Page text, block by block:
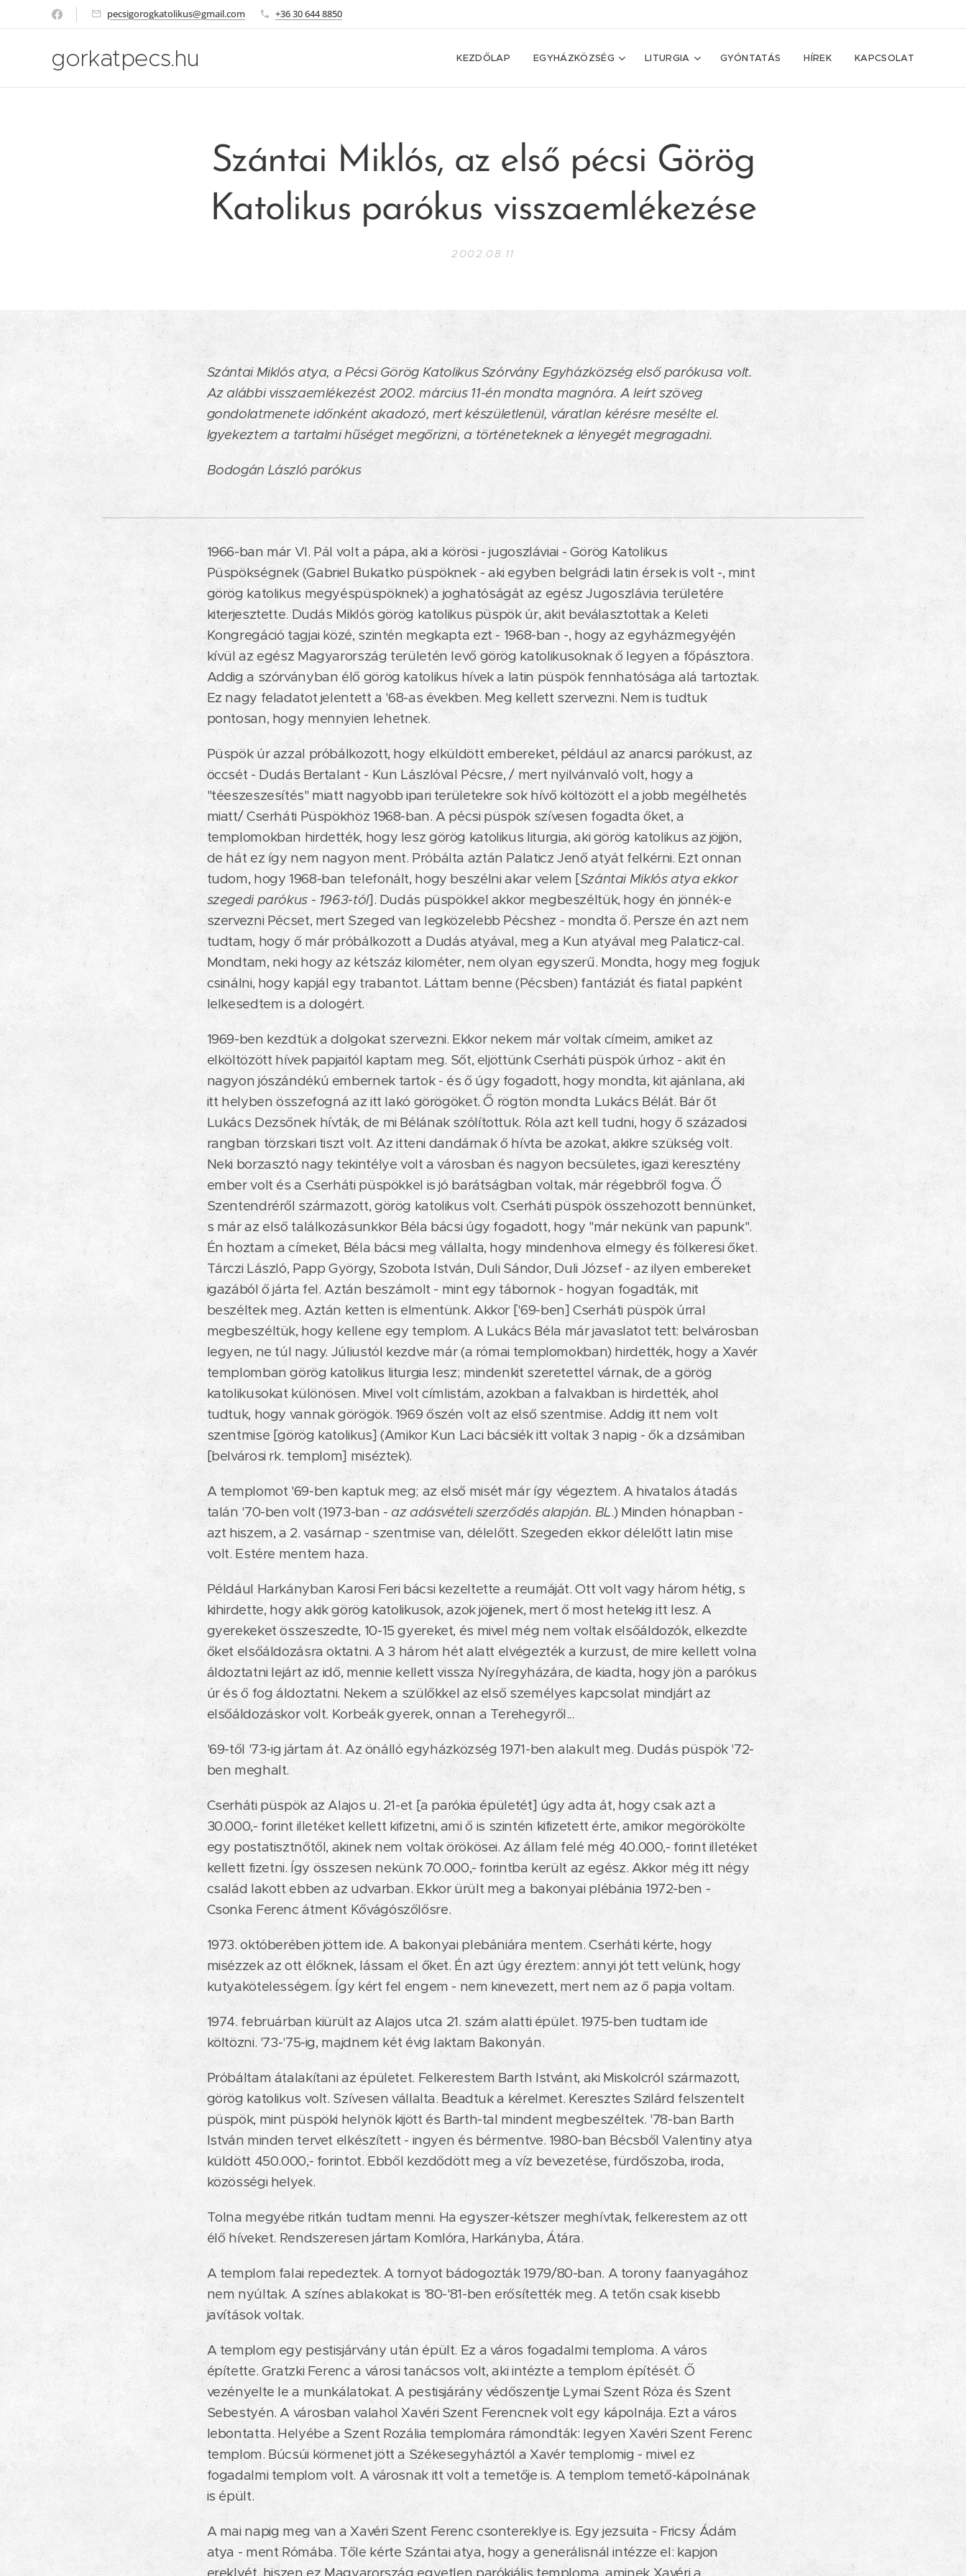
pecsigorogkatolikus@gmail.com +36 30 644 8850
gorkatpecs.hu KEZDŐLAP EGYHÁZKÖZSÉG LITURGIA GYÓNTATÁS HÍREK KAPCSOLAT
Szántai Miklós, az első pécsi Görög
Katolikus parókus visszaemlékezése
2002.08.11
Szántai Miklós atya, a Pécsi Görög Katolikus Szórvány Egyházközség első parókusa volt.
Az alábbi visszaemlékezést 2002. március 11-én mondta magnóra. A leírt szöveg
gondolatmenete időnként akadozó, mert készületlenül, váratlan kérésre mesélte el.
Igyekeztem a tartalmi hűséget megőrizni, a történeteknek a lényegét megragadni.
Bodogán László parókus
1966-ban már VI. Pál volt a pápa, aki a körösi - jugoszláviai - Görög Katolikus
Püspökségnek (Gabriel Bukatko püspöknek - aki egyben belgrádi latin érsek is volt -, mint
görög katolikus megyéspüspöknek) a joghatóságát az egész Jugoszlávia területére
kiterjesztette. Dudás Miklós görög katolikus püspök úr, akit beválasztottak a Keleti
Kongregáció tagjai közé, szintén megkapta ezt - 1968-ban -, hogy az egyházmegyéjén
kívül az egész Magyarország területén levő görög katolikusoknak ő legyen a főpásztora.
Addig a szórványban élő görög katolikus hívek a latin püspök fennhatósága alá tartoztak.
Ez nagy feladatot jelentett a '68-as években. Meg kellett szervezni. Nem is tudtuk
pontosan, hogy mennyien lehetnek.
Püspök úr azzal próbálkozott, hogy elküldött embereket, például az anarcsi parókust, az
öccsét - Dudás Bertalant - Kun Lászlóval Pécsre, / mert nyilvánvaló volt, hogy a
"téeszeszesítés" miatt nagyobb ipari területekre sok hívő költözött el a jobb megélhetés
miatt/ Cserháti Püspökhöz 1968-ban. A pécsi püspök szívesen fogadta őket, a
templomokban hirdették, hogy lesz görög katolikus liturgia, aki görög katolikus az jöjjön,
de hát ez így nem nagyon ment. Próbálta aztán Palaticz Jenő atyát felkérni. Ezt onnan
tudom, hogy 1968-ban telefonált, hogy beszélni akar velem [Szántai Miklós atya ekkor
szegedi parókus - 1963-tól]. Dudás püspökkel akkor megbeszéltük, hogy én jönnék-e
szervezni Pécset, mert Szeged van legközelebb Pécshez - mondta ő. Persze én azt nem
tudtam, hogy ő már próbálkozott a Dudás atyával, meg a Kun atyával meg Palaticz-cal.
Mondtam, neki hogy az kétszáz kilométer, nem olyan egyszerű. Mondta, hogy meg fogjuk
csinálni, hogy kapjál egy trabantot. Láttam benne (Pécsben) fantáziát és fiatal papként
lelkesedtem is a dologért.
1969-ben kezdtük a dolgokat szervezni. Ekkor nekem már voltak címeim, amiket az
elköltözött hívek papjaitól kaptam meg. Sőt, eljöttünk Cserháti püspök úrhoz - akit én
nagyon jószándékú embernek tartok - és ő úgy fogadott, hogy mondta, kit ajánlana, aki
itt helyben összefogná az itt lakó görögöket. Ő rögtön mondta Lukács Bélát. Bár őt
Lukács Dezsőnek hívták, de mi Bélának szólítottuk. Róla azt kell tudni, hogy ő századosi
rangban törzskari tiszt volt. Az itteni dandárnak ő hívta be azokat, akikre szükség volt.
Neki borzasztó nagy tekintélye volt a városban és nagyon becsületes, igazi keresztény
ember volt és a Cserháti püspökkel is jó barátságban voltak, már régebbről fogva. Ő
Szentendréről származott, görög katolikus volt. Cserháti püspök összehozott bennünket,
s már az első találkozásunkkor Béla bácsi úgy fogadott, hogy "már nekünk van papunk".
Én hoztam a címeket, Béla bácsi meg vállalta, hogy mindenhova elmegy és fölkeresi őket.
Tárczi László, Papp György, Szobota István, Duli Sándor, Duli József - az ilyen embereket
igazából ő járta fel. Aztán beszámolt - mint egy tábornok - hogyan fogadták, mit
beszéltek meg. Aztán ketten is elmentünk. Akkor ['69-ben] Cserháti püspök úrral
megbeszéltük, hogy kellene egy templom. A Lukács Béla már javaslatot tett: belvárosban
legyen, ne túl nagy. Júliustól kezdve már (a római templomokban) hirdették, hogy a Xavér
templomban görög katolikus liturgia lesz; mindenkit szeretettel várnak, de a görög
katolikusokat különösen. Mivel volt címlistám, azokban a falvakban is hirdették, ahol
tudtuk, hogy vannak görögök. 1969 őszén volt az első szentmise. Addig itt nem volt
szentmise [görög katolikus] (Amikor Kun Laci bácsiék itt voltak 3 napig - ők a dzsámiban
[belvárosi rk. templom] miséztek).
A templomot '69-ben kaptuk meg; az első misét már így végeztem. A hivatalos átadás
talán '70-ben volt (1973-ban - az adásvételi szerződés alapján. BL.) Minden hónapban -
azt hiszem, a 2. vasárnap - szentmise van, délelőtt. Szegeden ekkor délelőtt latin mise
volt. Estére mentem haza.
Például Harkányban Karosi Feri bácsi kezeltette a reumáját. Ott volt vagy három hétig, s
kihirdette, hogy akik görög katolikusok, azok jöjjenek, mert ő most hetekig itt lesz. A
gyerekeket összeszedte, 10-15 gyereket, és mivel még nem voltak elsőáldozók, elkezdte
őket elsőáldozásra oktatni. A 3 három hét alatt elvégezték a kurzust, de mire kellett volna
áldoztatni lejárt az idő, mennie kellett vissza Nyíregyházára, de kiadta, hogy jön a parókus
úr és ő fog áldoztatni. Nekem a szülőkkel az első személyes kapcsolat mindjárt az
elsőáldozáskor volt. Korbeák gyerek, onnan a Terehegyről...
'69-től '73-ig jártam át. Az önálló egyházközség 1971-ben alakult meg. Dudás püspök '72-
ben meghalt.
Cserháti püspök az Alajos u. 21-et [a parókia épületét] úgy adta át, hogy csak azt a
30.000,- forint illetéket kellett kifizetni, ami ő is szintén kifizetett érte, amikor megörökölte
egy postatisztnőtől, akinek nem voltak örökösei. Az állam felé még 40.000,- forint illetéket
kellett fizetni. Így összesen nekünk 70.000,- forintba került az egész. Akkor még itt négy
család lakott ebben az udvarban. Ekkor ürült meg a bakonyai plébánia 1972-ben -
Csonka Ferenc átment Kővágószőlősre.
1973. októberében jöttem ide. A bakonyai plebániára mentem. Cserháti kérte, hogy
misézzek az ott élőknek, lássam el őket. Én azt úgy éreztem: annyi jót tett velünk, hogy
kutyakötelességem. Így kért fel engem - nem kinevezett, mert nem az ő papja voltam.
1974. februárban kiürült az Alajos utca 21. szám alatti épület. 1975-ben tudtam ide
költözni. '73-'75-ig, majdnem két évig laktam Bakonyán.
Próbáltam átalakítani az épületet. Felkerestem Barth Istvánt, aki Miskolcról származott,
görög katolikus volt. Szívesen vállalta. Beadtuk a kérelmet. Keresztes Szilárd felszentelt
püspök, mint püspöki helynök kijött és Barth-tal mindent megbeszéltek. '78-ban Barth
István minden tervet elkészített - ingyen és bérmentve. 1980-ban Bécsből Valentiny atya
küldött 450.000,- forintot. Ebből kezdődött meg a víz bevezetése, fürdőszoba, iroda,
közösségi helyek.
Tolna megyébe ritkán tudtam menni. Ha egyszer-kétszer meghívtak, felkerestem az ott
élő híveket. Rendszeresen jártam Komlóra, Harkányba, Átára.
A templom falai repedeztek. A tornyot bádogozták 1979/80-ban. A torony faanyagához
nem nyúltak. A színes ablakokat is '80-'81-ben erősítették meg. A tetőn csak kisebb
javítások voltak.
A templom egy pestisjárvány után épült. Ez a város fogadalmi temploma. A város
építette. Gratzki Ferenc a városi tanácsos volt, aki intézte a templom építését. Ő
vezényelte le a munkálatokat. A pestisjárány védőszentje Lymai Szent Róza és Szent
Sebestyén. A városban valahol Xavéri Szent Ferencnek volt egy kápolnája. Ezt a város
lebontatta. Helyébe a Szent Rozália templomára rámondták: legyen Xavéri Szent Ferenc
templom. Búcsúi körmenet jött a Székesegyháztól a Xavér templomig - mivel ez
fogadalmi templom volt. A városnak itt volt a temetője is. A templom temető-kápolnának
is épült.
A mai napig meg van a Xavéri Szent Ferenc csontereklye is. Egy jezsuita - Fricsy Ádám
atya - ment Rómába. Tőle kérte Szántai atya, hogy a generálisnál intézze el: kapjon